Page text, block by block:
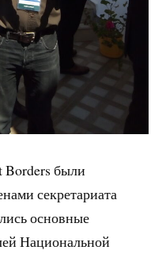
были
секретариата
основные
Национальной